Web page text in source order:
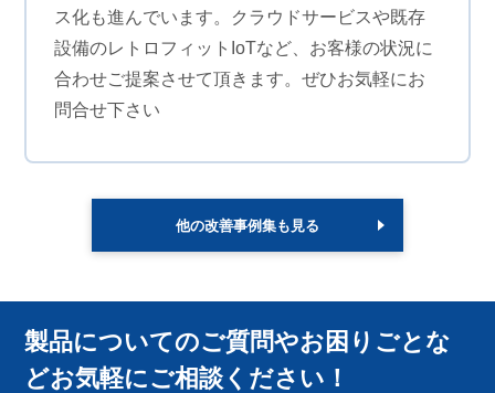
ス化も進んでいます。クラウドサービスや既存
設備のレトロフィットIoTなど、お客様の状況に
合わせご提案させて頂きます。ぜひお気軽にお
問合せ下さい
他の改善事例集も見る
製品についてのご質問やお困りごとな
どお気軽にご相談ください！